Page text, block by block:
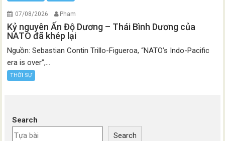
07/08/2026 Pham
Kỷ nguyên Ấn Độ Dương – Thái Bình Dương của
NATO đã khép lại
Nguồn: Sebastian Contin Trillo-Figueroa, “NATO’s Indo-Pacific
era is over”,...
THỜI SỰ
Search
Search